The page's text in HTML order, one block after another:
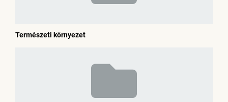
Természeti környezet